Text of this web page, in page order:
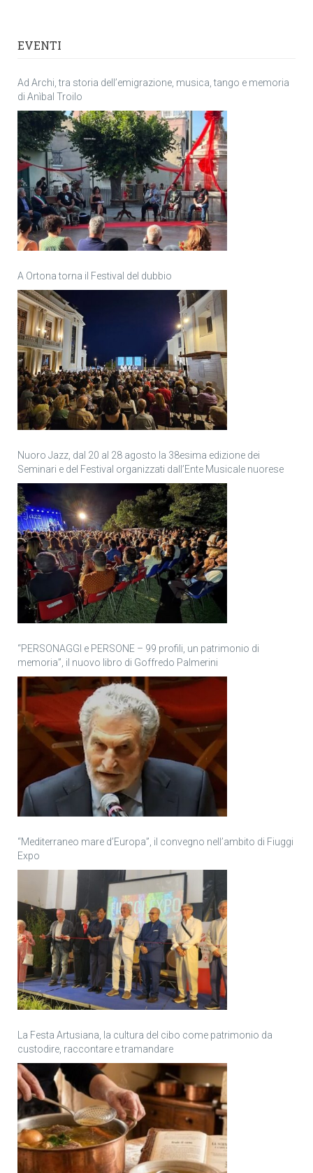
EVENTI
Ad Archi, tra storia dell’emigrazione, musica, tango e memoria
di Anìbal Troilo
A Ortona torna il Festival del dubbio
Nuoro Jazz, dal 20 al 28 agosto la 38esima edizione dei
Seminari e del Festival organizzati dall’Ente Musicale nuorese
“PERSONAGGI e PERSONE – 99 profili, un patrimonio di
memoria”, il nuovo libro di Goffredo Palmerini
“Mediterraneo mare d’Europa”, il convegno nell’ambito di Fiuggi
Expo
La Festa Artusiana, la cultura del cibo come patrimonio da
custodire, raccontare e tramandare